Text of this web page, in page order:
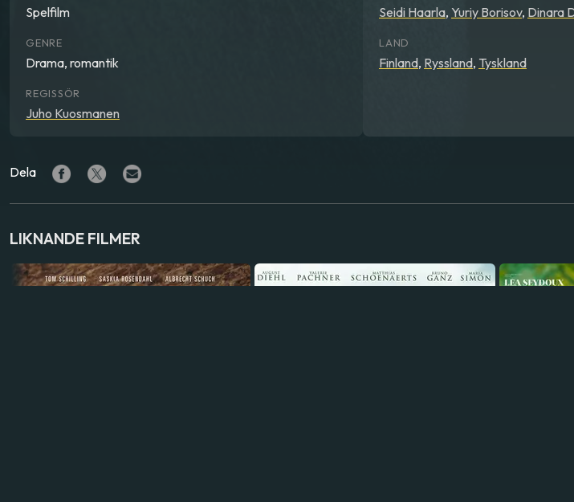
Spelfilm
GENRE
Drama, romantik
REGISSÖR
Juho Kuosmanen
Seidi Haarla, Yuriy Borisov, Dinara
LAND
Finland, Ryssland, Tyskland
Dela
LIKNANDE FILMER